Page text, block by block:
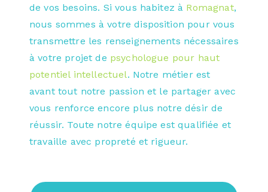
de vos besoins. Si vous habitez à Romagnat,
nous sommes à votre disposition pour vous
transmettre les renseignements nécessaires
à votre projet de psychologue pour haut
potentiel intellectuel. Notre métier est
avant tout notre passion et le partager avec
vous renforce encore plus notre désir de
réussir. Toute notre équipe est qualifiée et
travaille avec propreté et rigueur.